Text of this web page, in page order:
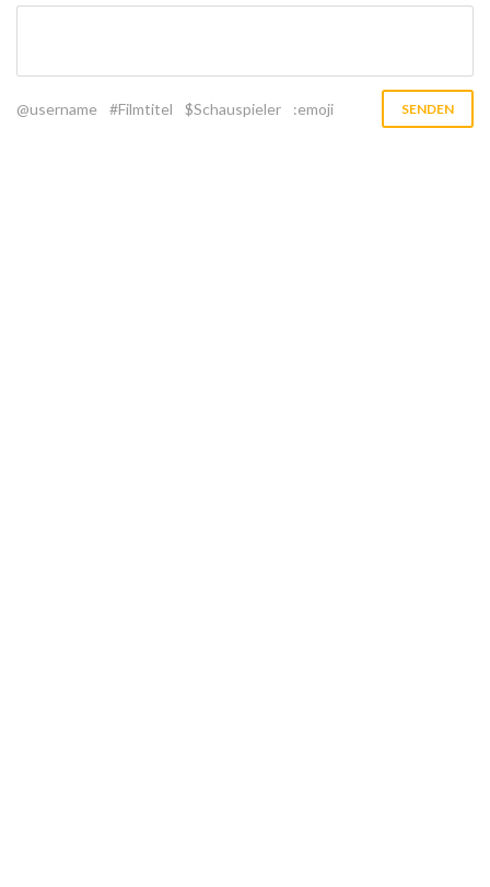
@username #Filmtitel $Schauspieler :emoji